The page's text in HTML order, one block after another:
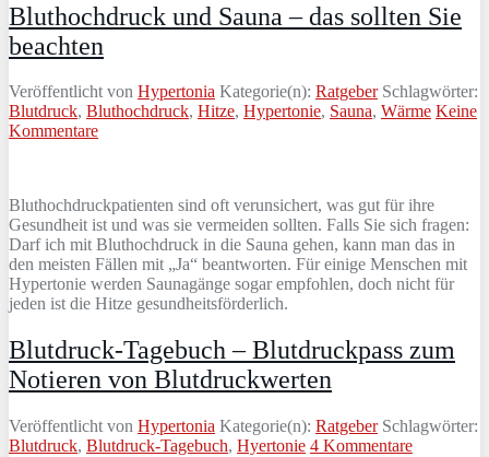
Bluthochdruck und Sauna – das sollten Sie
beachten
Veröffentlicht von Hypertonia Kategorie(n): RatgeberSchlagwörter:
Blutdruck, Bluthochdruck, Hitze, Hypertonie, Sauna, Wärme Keine
Kommentare
Bluthochdruckpatienten sind oft verunsichert, was gut für ihre
Gesundheit ist und was sie vermeiden sollten. Falls Sie sich fragen:
Darf ich mit Bluthochdruck in die Sauna gehen, kann man das in
den meisten Fällen mit „Ja“ beantworten. Für einige Menschen mit
Hypertonie werden Saunagänge sogar empfohlen, doch nicht für
jeden ist die Hitze gesundheitsförderlich.
Blutdruck-Tagebuch – Blutdruckpass zum
Notieren von Blutdruckwerten
Veröffentlicht von Hypertonia Kategorie(n): RatgeberSchlagwörter:
Blutdruck, Blutdruck-Tagebuch, Hyertonie 4 Kommentare